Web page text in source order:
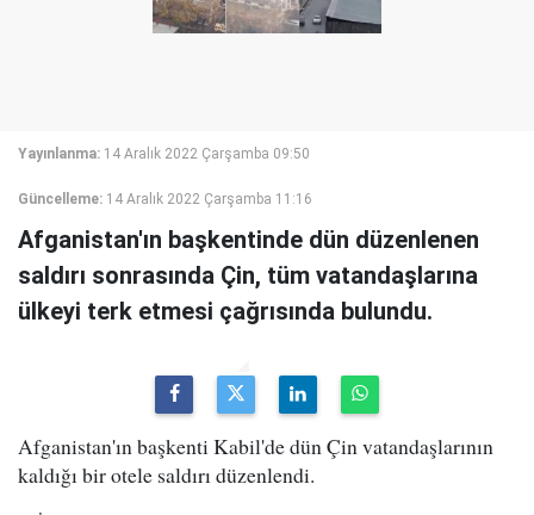
Yayınlanma: 14 Aralık 2022 Çarşamba 09:50
Güncelleme: 14 Aralık 2022 Çarşamba 11:16
Afganistan'ın başkentinde dün düzenlenen
saldırı sonrasında Çin, tüm vatandaşlarına
ülkeyi terk etmesi çağrısında bulundu.
Afganistan'ın başkenti Kabil'de dün Çin vatandaşlarının
kaldığı bir otele saldırı düzenlendi.